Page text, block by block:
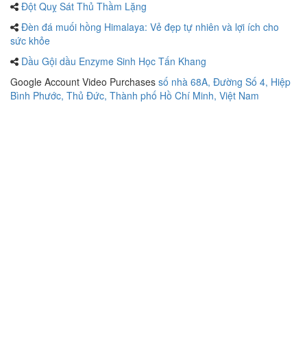
Đột Quỵ Sát Thủ Thầm Lặng
Đèn đá muối hồng Himalaya: Vẻ đẹp tự nhiên và lợi ích cho
sức khỏe
Dầu Gội dầu Enzyme Sinh Học Tấn Khang
Google Account Video Purchases số nhà 68A, Đường Số 4, Hiệp
Bình Phước, Thủ Đức, Thành phố Hồ Chí Minh, Việt Nam